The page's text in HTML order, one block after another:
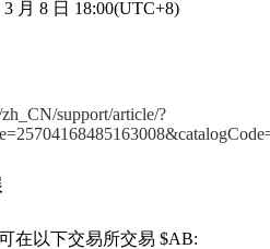
月 8 日 18:00(UTC+8)
support/article/?
在以下交易所交易 $AB: